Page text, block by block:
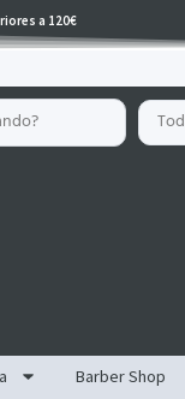
a 120€
Barber Shop